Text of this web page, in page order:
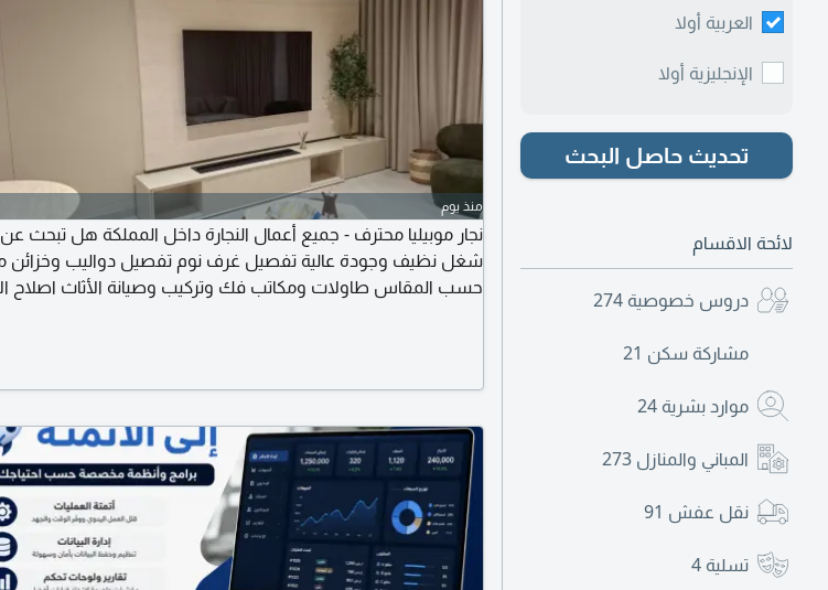
العربية أولا
الإنجليزية أولا
تحديث حاصل البحث
لائحة الاقسام
دروس خصوصية 274
مشاركة سكن 21
موارد بشرية 24
المباني والمنازل 273
نقل عفش 91
تسلية 4
منذ يوم
نجار موبيليا محترف - جميع أعمال النجارة داخل المملكة هل تبحث عن
شغل نظيف وجودة عالية تفصيل غرف نوم تفصيل دواليب وخزائن
حسب المقاس طاولات ومكاتب فك وتركيب وصيانة الأثاث اصلاح